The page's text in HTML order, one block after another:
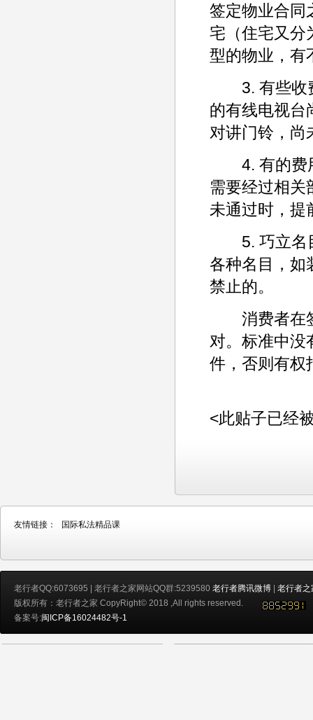
签定物业合同
宅（住宅又分
型的物业，有
3. 有些收费
的有线电视台
对讲门铃，尚
4. 有的费用
需要经过相关
未通过时，提
5. 巧立名目
各种名目，如
禁止的。
消费者在签
对。标准中没
件，否则有权
<此贴子已经
友情链接： 国际私法精品课
老行者QQ:6073695 | 老行者之家网站QQ群:5239580 老行者腾讯微博 | 老行者之
版权所有：老行者之家 CopyRight© 2018 ,All rights reserved.
备案号:闽ICP备16024482号-1